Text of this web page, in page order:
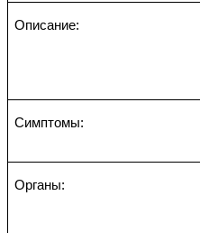
Описание:
Симптомы:
Органы: